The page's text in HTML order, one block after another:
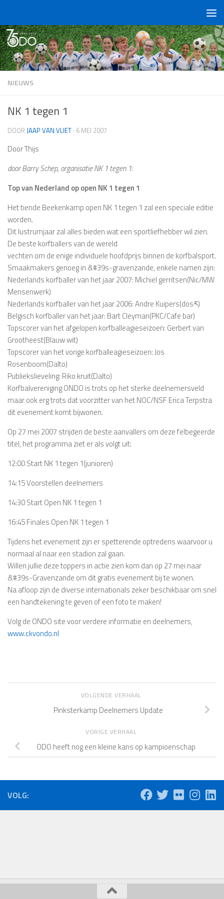
NIEUWS
NK 1 tegen 1
DOOR JAAP VAN VLIET · 6 MEI 2007
Door Thijs
door Barry Schep, organisatie NK 1 tegen 1:
Top van Nederland op open NK 1 tegen 1
Het tiende Beekenkamp open NK 1 tegen 1 zal een speciale editie
worden.
Dit lustrumjaar zal alles bieden wat een sportliefhebber wil zien.
De beste korfballers van de wereld
vechten om de enige individuele hoofdprijs binnen de korfbalsport.
Smaakmakers genoeg in &#39s-gravenzande, enkele namen zijn:
Nederlands korfballer van het jaar 2007: Michiel gerritsen(Nic/MW
Mensenwerk)
Nederlands korfballer van het jaar 2006: Andre Kuipers(dosཪ)
Belgisch korfballer van het jaar: Bart Cleyman(PKC/Cafe bar)
Topscorer van het afgelopen korfballeagieseizoen: Gerbert van
Grootheest(Blauw wit)
Topscorer van het vorige korfballeagieseizoen: Jos
Rosenboom(Dalto)
Publiekslieveling: Riko kruit(Dalto)
Korfbalvereniging ONDO is trots op het sterke deelnemersveld
maar ook erg trots dat voorzitter van het NOC/NSF Erica Terpstra
dit evenement komt bijwonen.
Op 27 mei 2007 strijden de beste aanvallers om deze felbegeerde
titel, het programma ziet er als volgt uit:
12:00 Start NK 1 tegen 1(junioren)
14:15 Voorstellen deelnemers
14:30 Start Open NK 1 tegen 1
16:45 Finales Open NK 1 tegen 1
Tijdens het evenement zijn er spetterende optredens waarvoor u
normaal al naar een stadion zal gaan.
Willen jullie deze toppers in actie zien kom dan op 27 mei naar
&#39s-Gravenzande om dit gratis evenement bij te wonen.
Na afloop zijn de diverse internationals zeker beschikbaar om snel
een handtekening te geven of een foto te maken!
Volg de ONDO site voor verdere informatie en deelnemers,
www.ckvondo.nl
VOLGENDE VERHAAL
Pinksterkamp Deelnemers Update
VORIGE VERHAAL
ODO heeft nog een kleine kans op kampioenschap
VOLG: